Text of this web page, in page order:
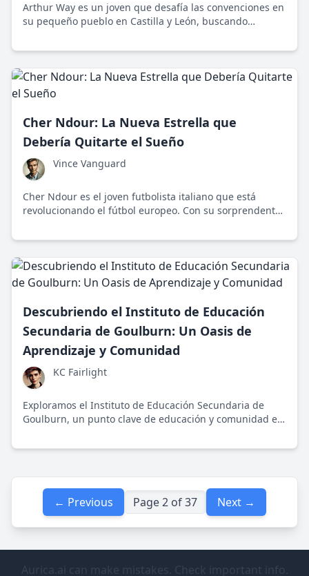
Arthur Way es un joven que desafía las convenciones en
su pequeño pueblo en Castilla y León, buscando
con muchos de su generación.
Cher Ndour: La Nueva Estrella que
Debería Quitarte el Sueño
Vince Vanguard
Cher Ndour es el joven futbolista italiano que está
revolucionando el fútbol europeo. Con su sorprendente
equipos y aficionados consideren de cerca quién
jugador.
Descubriendo el Instituto de Educación
Secundaria de Goulburn: Un Oasis de
Aprendizaje y Comunidad
KC Fairlight
Exploramos el Instituto de Educación Secundaria de
Goulburn, un punto clave de educación y comunidad en
del tiempo.
← Previous Page 2 of 37 Next →
Aurica.ai can make mistakes. Check important info.